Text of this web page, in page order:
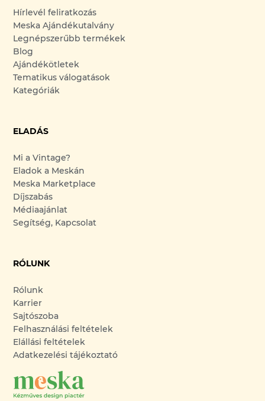
Hírlevél feliratkozás
Meska Ajándékutalvány
Legnépszerűbb termékek
Blog
Ajándékötletek
Tematikus válogatások
Kategóriák
ELADÁS
Mi a Vintage?
Eladok a Meskán
Meska Marketplace
Díjszabás
Médiaajánlat
Segítség, Kapcsolat
RÓLUNK
Rólunk
Karrier
Sajtószoba
Felhasználási feltételek
Elállási feltételek
Adatkezelési tájékoztató